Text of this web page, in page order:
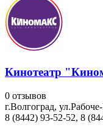
Кинотеатр
0 отзывов
г.Волгоград,
8 (8442) 93-52-52, 8